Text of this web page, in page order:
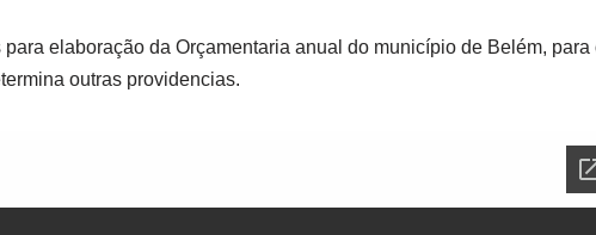
elaboração da Orçamentaria anual do município de Belém, para
outras providencias.